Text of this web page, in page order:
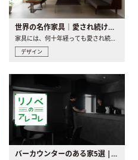
世界の名作家具｜愛され続ける理由と一生モノとの出会い方
デザイン
バーカウンターのある家5選 | 日常に馴染む“距離の近い”キッチンとは